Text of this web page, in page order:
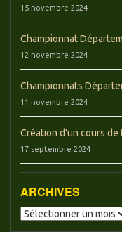
15 novembre 2024
Championnat
12 novembre 2024
Championnats
11 novembre 2024
Création d’un cours
17 septembre 2024
ARCHIVES
Archives